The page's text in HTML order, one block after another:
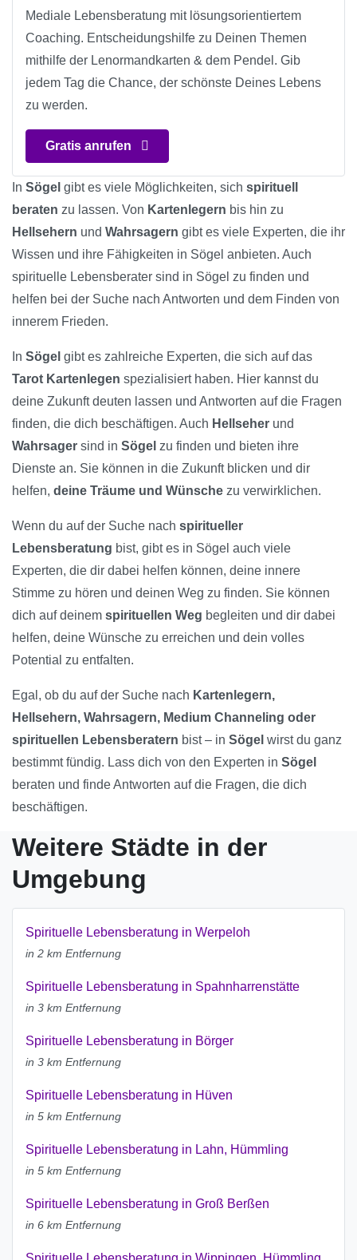
Mediale Lebensberatung mit lösungsorientiertem
Coaching. Entscheidungshilfe zu Deinen Themen
mithilfe der Lenormandkarten & dem Pendel. Gib
jedem Tag die Chance, der schönste Deines Lebens
zu werden.
Gratis anrufen
In Sögel gibt es viele Möglichkeiten, sich spirituell
beraten zu lassen. Von Kartenlegern bis hin zu
Hellsehern und Wahrsagern gibt es viele Experten, die ihr
Wissen und ihre Fähigkeiten in Sögel anbieten. Auch
spirituelle Lebensberater sind in Sögel zu finden und
helfen bei der Suche nach Antworten und dem Finden von
innerem Frieden.
In Sögel gibt es zahlreiche Experten, die sich auf das
Tarot Kartenlegen spezialisiert haben. Hier kannst du
deine Zukunft deuten lassen und Antworten auf die Fragen
finden, die dich beschäftigen. Auch Hellseher und
Wahrsager sind in Sögel zu finden und bieten ihre
Dienste an. Sie können in die Zukunft blicken und dir
helfen, deine Träume und Wünsche zu verwirklichen.
Wenn du auf der Suche nach spiritueller
Lebensberatung bist, gibt es in Sögel auch viele
Experten, die dir dabei helfen können, deine innere
Stimme zu hören und deinen Weg zu finden. Sie können
dich auf deinem spirituellen Weg begleiten und dir dabei
helfen, deine Wünsche zu erreichen und dein volles
Potential zu entfalten.
Egal, ob du auf der Suche nach Kartenlegern,
Hellsehern, Wahrsagern, Medium Channeling oder
spirituellen Lebensberatern bist – in Sögel wirst du ganz
bestimmt fündig. Lass dich von den Experten in Sögel
beraten und finde Antworten auf die Fragen, die dich
beschäftigen.
Weitere Städte in der
Umgebung
Spirituelle Lebensberatung in Werpeloh
in 2 km Entfernung
Spirituelle Lebensberatung in Spahnharrenstätte
in 3 km Entfernung
Spirituelle Lebensberatung in Börger
in 3 km Entfernung
Spirituelle Lebensberatung in Hüven
in 5 km Entfernung
Spirituelle Lebensberatung in Lahn, Hümmling
in 5 km Entfernung
Spirituelle Lebensberatung in Groß Berßen
in 6 km Entfernung